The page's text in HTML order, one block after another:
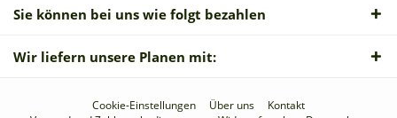
Sie können bei uns wie folgt bezahlen
Wir liefern unsere Planen mit:
Cookie-Einstellungen Über uns
Kontakt